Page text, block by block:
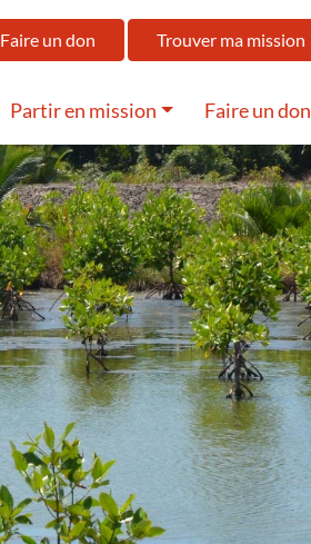
Faire un don Trouver ma mission
Partir en mission Faire un don